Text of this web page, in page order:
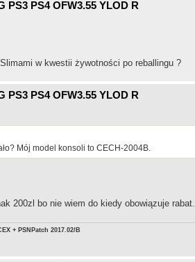
PS3 PS4 OFW3.55 YLOD R
w kwestii żywotności po reballingu ?
PS3 PS4 OFW3.55 YLOD R
Mój model konsoli to CECH-2004B.
200zl bo nie wiem do kiedy obowiązuje rabat.
+ PSNPatch 2017.02/B